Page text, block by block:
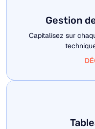
Gestion
Capitalisez sur